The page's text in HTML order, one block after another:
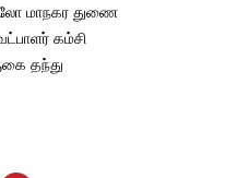
மாநகர துணை
கம்சி
தந்து